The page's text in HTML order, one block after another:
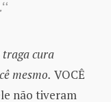
“
traga cura
mesmo. VOCÊ
não tiveram